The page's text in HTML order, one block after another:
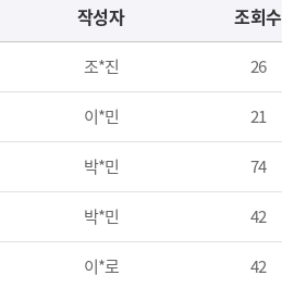
작성자 조회수
조*진 26
이*민 21
박*민 74
박*민 42
이*로 42